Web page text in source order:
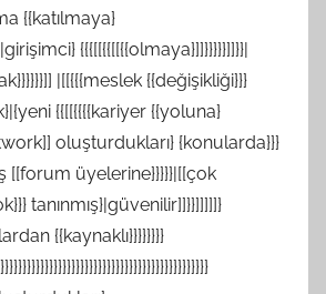
{{katılmaya}
{{{[[{{[[{{olmaya}]]}}}}}]]}}|
|[[{{{meslek {{değişikliği}}}
{{[[{{{{kariyer {{yoluna}
oluşturdukları} {konularda}}}
[[forum üyelerine}}}}}|[[çok
tanınmış}|güvenilir]]}}]]]]]}
{{kaynaklı}}}}}}}}